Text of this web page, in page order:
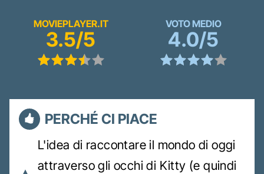
MOVIEPLAYER.IT
3.5/5
VOTO MEDIO
4.0/5
PERCHÉ CI PIACE
L'idea di raccontare il mondo di oggi
attraverso gli occhi di Kitty (e quindi